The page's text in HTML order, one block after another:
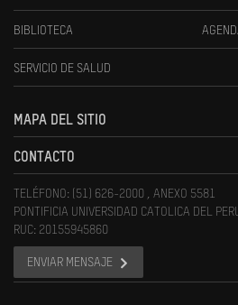
BIBLIOTECA
SERVICIO DE SALUD
MAPA DEL SITIO
CONTACTO
TELÉFONO: (51) 626-2000 , ANEXO 5581
PONTIFICIA UNIVERSIDAD CATOLICA DEL
RUC: 20155945860
ENVIAR MENSAJE